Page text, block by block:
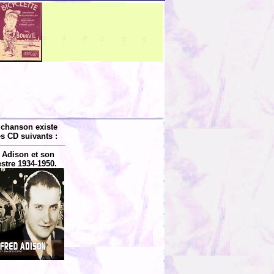
existe
CD suivants :
Adison et son
1934-1950.